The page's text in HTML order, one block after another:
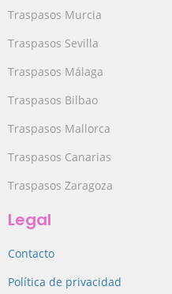
Traspasos Murcia
Traspasos Sevilla
Traspasos Málaga
Traspasos Bilbao
Traspasos Mallorca
Traspasos Canarias
Traspasos Zaragoza
Legal
Contacto
Política de privacidad